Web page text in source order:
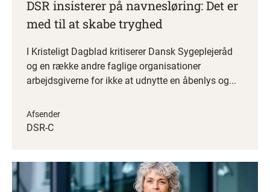
DSR insisterer på navnesløring: Det er
med til at skabe tryghed
I Kristeligt Dagblad kritiserer Dansk Sygeplejeråd
og en række andre faglige organisationer
arbejdsgiverne for ikke at udnytte en åbenlys og...
Afsender
DSR-C